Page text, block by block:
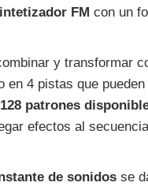
FM con un
y transformar
en 4 pistas que
patrones
efectos al
de sonidos se